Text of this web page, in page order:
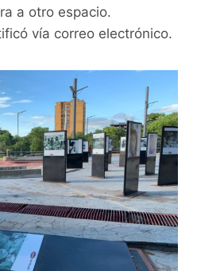
a otro espacio.
vía correo electrónico.